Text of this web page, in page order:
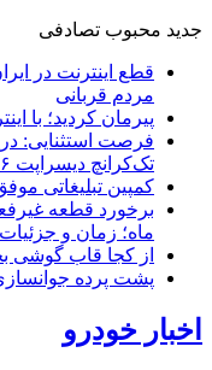
جدید محبوب تصادفی
قطع اینترنت در
مردم قربانی
پیرمان کردید؛ با
تک‌کرانچ دیسراپت ۲۰۲۶
کمپین تبلیغاتی
ماه؛ زمان و
از کجا قاب گوشی
پشت پرده
اخبار خودرو